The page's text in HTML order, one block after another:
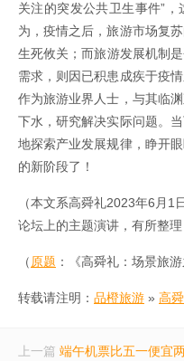
关注的突发公共卫生事件”
为，疫情之后，旅游市场复
生死攸关；而旅游发展机制
需求，则因已积患成疾于疫
作为旅游业界人士，与其临
下水，研究解决实际问题。
地探索产业发展规律，睁开
的新阶段了！
（本文系高舜礼2023年6月1
论坛上的主题演讲，有所整理
（原题 ：《高舜礼：场景旅
转载请注明： 品橙旅游 » 高
上一篇 端午机票比五一便宜